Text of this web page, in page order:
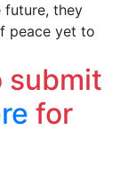
they
peace yet to
submit
for